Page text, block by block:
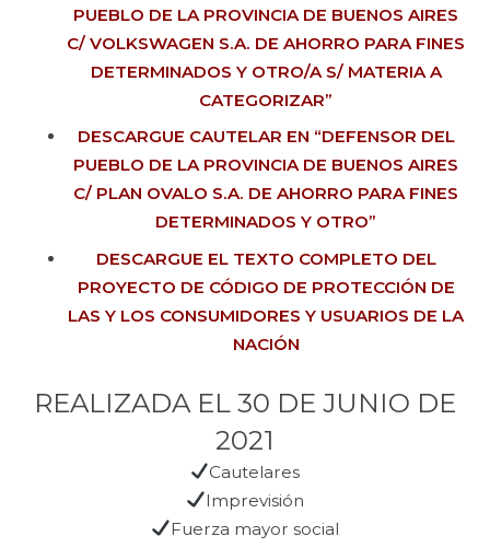
PUEBLO DE LA PROVINCIA DE BUENOS AIRES
C/ VOLKSWAGEN S.A. DE AHORRO PARA FINES
DETERMINADOS Y OTRO/A S/ MATERIA A
CATEGORIZAR”
DESCARGUE CAUTELAR EN “DEFENSOR DEL
PUEBLO DE LA PROVINCIA DE BUENOS AIRES
C/ PLAN OVALO S.A. DE AHORRO PARA FINES
DETERMINADOS Y OTRO”
DESCARGUE EL TEXTO COMPLETO DEL
PROYECTO DE CÓDIGO DE PROTECCIÓN DE
LAS Y LOS CONSUMIDORES Y USUARIOS DE LA
NACIÓN
REALIZADA EL 30 DE JUNIO DE
2021
Cautelares
Imprevisión
Fuerza mayor social